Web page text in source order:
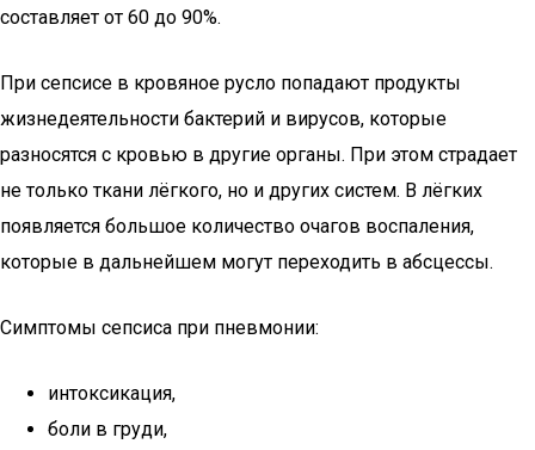
составляет от 60 до 90%.
При сепсисе в кровяное русло попадают продукты
жизнедеятельности бактерий и вирусов, которые
разносятся с кровью в другие органы. При этом страдает
не только ткани лёгкого, но и других систем. В лёгких
появляется большое количество очагов воспаления,
которые в дальнейшем могут переходить в абсцессы.
Симптомы сепсиса при пневмонии:
интоксикация,
боли в груди,